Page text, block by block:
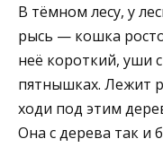
В тёмном лесу, у
рысь — кошка
неё короткий, уши
пятнышках. Лежит
ходи под этим
Она с дерева так и